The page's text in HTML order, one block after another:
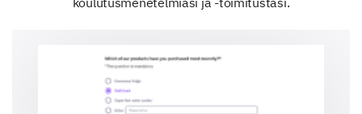
Leadership Training to other colleagues?
1 (Extremely Unlikely)